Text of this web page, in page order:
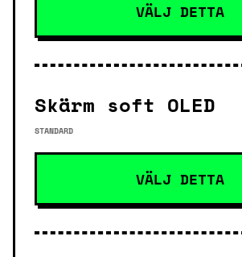
VÄLJ DETTA
Skärm soft OLED
STANDARD
VÄLJ DETTA